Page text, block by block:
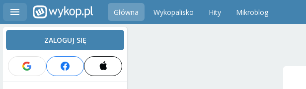
Główna Wykopalisko Hity Mikroblog
ZALOGUJ SIĘ